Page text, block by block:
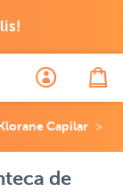
Capilar
de